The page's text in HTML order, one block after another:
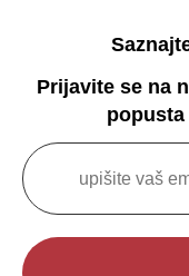
Prijavite se na